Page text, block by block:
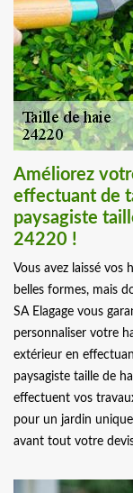
Améliorez
effectuant de
paysagiste
24220 !
Vous avez laissé vos
belles formes, mais
SA Elagage vous
personnaliser votre
extérieur en
paysagiste taille de
effectuent vos
pour un jardin
avant tout votre